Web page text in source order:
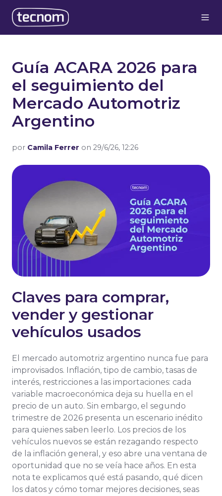
Guía ACARA 2026 para
el seguimiento del
Mercado Automotriz
Argentino
por Camila Ferrer on 29/6/26, 12:26
Claves para comprar,
vender y gestionar
vehículos usados
El mercado automotriz argentino nunca fue para
improvisados. Inflación, tipo de cambio, tasas de
interés, restricciones a las importaciones: cada
variable macroeconómica deja su huella en el
precio de un auto. Sin embargo, el segundo
trimestre de 2026 presenta un escenario inédito
para quienes saben leerlo. Los precios de los
vehículos nuevos se están rezagando respecto
de la inflación general, y eso abre una ventana de
oportunidad que no se veía hace años. En esta
nota te explicamos qué está pasando, qué dicen
los datos y cómo tomar mejores decisiones, seas